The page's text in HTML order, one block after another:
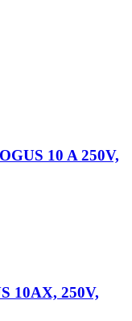
10 A 250V,
10АХ, 250V,